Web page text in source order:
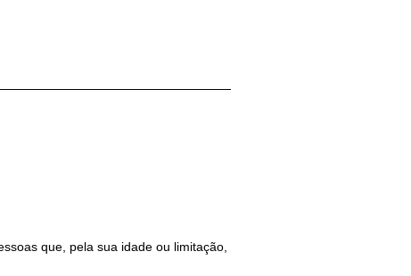
que, pela sua idade ou limitação,